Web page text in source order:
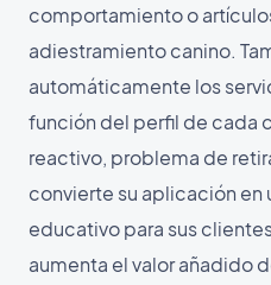
comportamiento o
adiestramiento canino.
automáticamente los
función del perfil de cada
reactivo, problema de
convierte su aplicación en
educativo para sus
aumenta el valor añadido